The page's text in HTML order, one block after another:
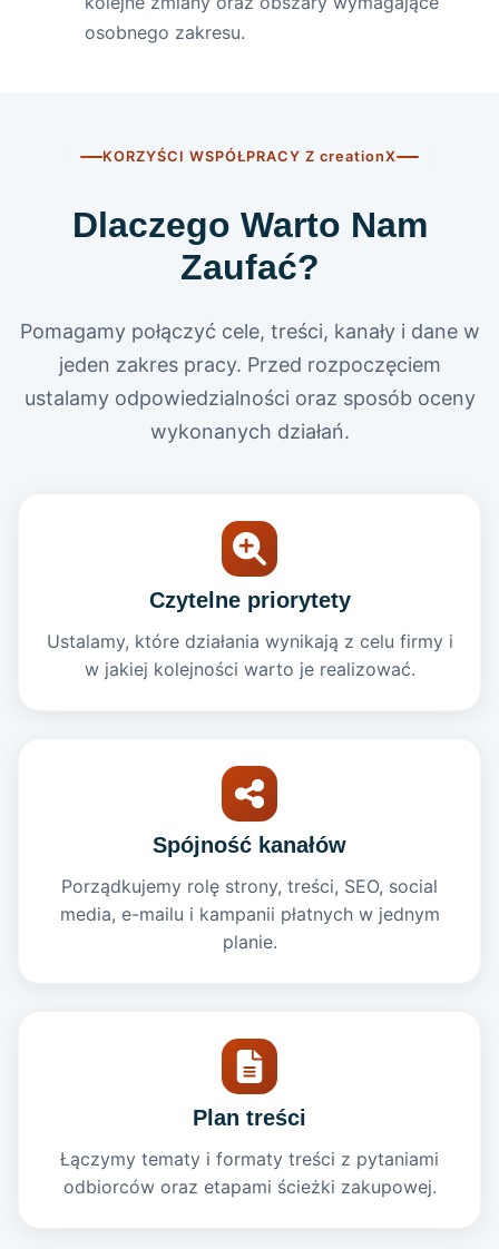
osobnego zakresu.
KORZYŚCI WSPÓŁPRACY Z creationX
Dlaczego Warto Nam
Zaufać?
Pomagamy połączyć cele, treści, kanały i dane w
jeden zakres pracy. Przed rozpoczęciem
ustalamy odpowiedzialności oraz sposób oceny
wykonanych działań.
Czytelne priorytety
Ustalamy, które działania wynikają z celu firmy i
w jakiej kolejności warto je realizować.
Spójność kanałów
Porządkujemy rolę strony, treści, SEO, social
media, e-mailu i kampanii płatnych w jednym
planie.
Plan treści
Łączymy tematy i formaty treści z pytaniami
odbiorców oraz etapami ścieżki zakupowej.